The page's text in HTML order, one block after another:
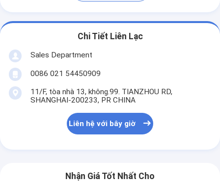
Chi Tiết Liên Lạc
Sales Department
0086 021 54450909
11/F, tòa nhà 13, không.99. TIANZHOU RD,
SHANGHAI-200233, PR CHINA
Liên hệ với bây giờ
Nhận Giá Tốt Nhất Cho